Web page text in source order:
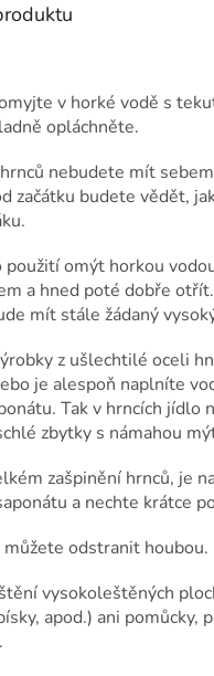
v horké vodě s
opláchněte.
nebudete mít
začátku budete vědět,
použití omýt horkou
a hned poté dobře otřít.
mít stále žádaný
z ušlechtilé oceli
je alespoň naplníte
Tak v hrncích jídlo
zbytky s námahou
zašpinění hrnců, je
a nechte krátce
odstranit houbou.
vysokoleštěných
apod.) ani pomůcky,